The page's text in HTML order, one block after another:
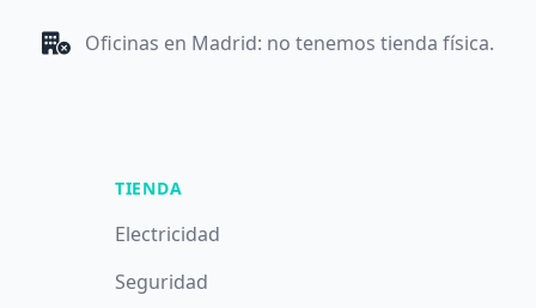
Oficinas en Madrid: no tenemos tienda física.
TIENDA
Electricidad
Seguridad